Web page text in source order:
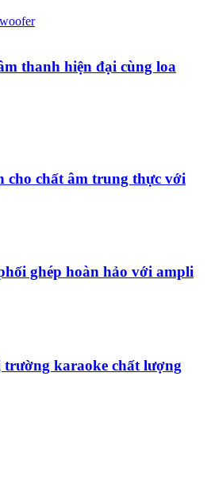
thanh hiện đại cùng loa
cho chất âm trung thực với
ghép hoàn hảo với ampli
karaoke chất lượng